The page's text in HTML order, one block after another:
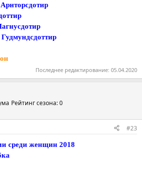
Последнее редактирование: 05.04.2020
Рейтинг сезона: 0
#23
среди женщин 2018